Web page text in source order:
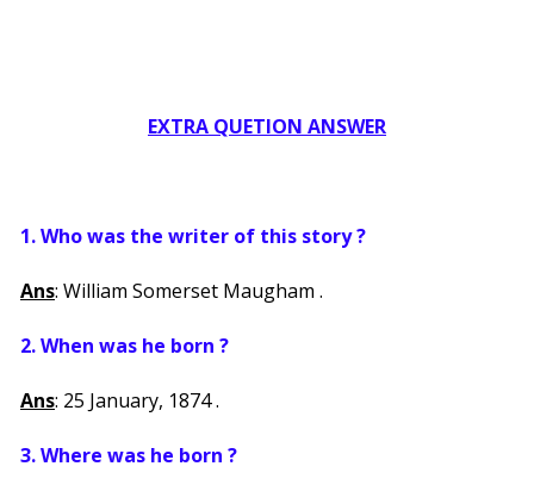
EXTRA QUETION ANSWER
1. Who was the writer of this story ?
Ans: William Somerset Maugham .
2. When was he born ?
Ans: 25 January, 1874 .
3. Where was he born ?